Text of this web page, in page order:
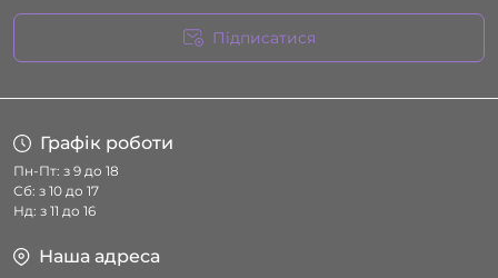
Підписатися
Графік роботи
Пн-Пт: з 9 до 18
Сб: з 10 до 17
Нд: з 11 до 16
Наша адреса